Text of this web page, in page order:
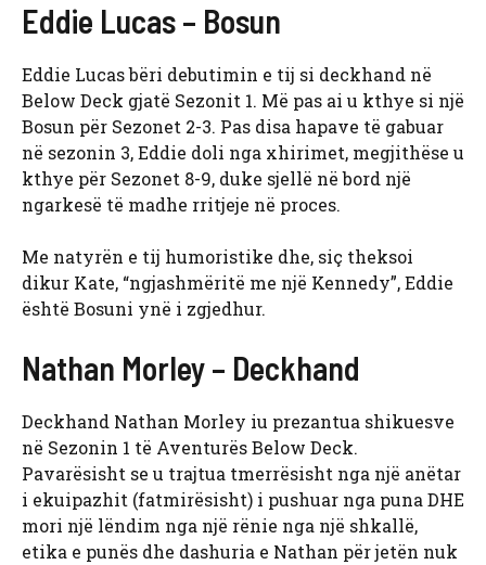
Eddie Lucas – Bosun
Eddie Lucas bëri debutimin e tij si deckhand në
Below Deck gjatë Sezonit 1. Më pas ai u kthye si një
Bosun për Sezonet 2-3. Pas disa hapave të gabuar
në sezonin 3, Eddie doli nga xhirimet, megjithëse u
kthye për Sezonet 8-9, duke sjellë në bord një
ngarkesë të madhe rritjeje në proces.
Me natyrën e tij humoristike dhe, siç theksoi
dikur Kate, “ngjashmëritë me një Kennedy”, Eddie
është Bosuni ynë i zgjedhur.
Nathan Morley – Deckhand
Deckhand Nathan Morley iu prezantua shikuesve
në Sezonin 1 të Aventurës Below Deck.
Pavarësisht se u trajtua tmerrësisht nga një anëtar
i ekuipazhit (fatmirësisht) i pushuar nga puna DHE
mori një lëndim nga një rënie nga një shkallë,
etika e punës dhe dashuria e Nathan për jetën nuk